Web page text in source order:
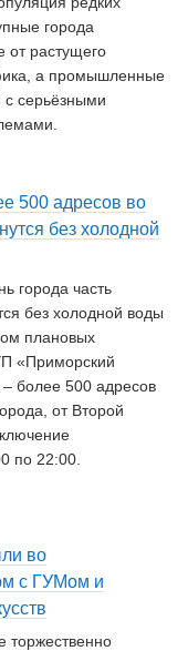
города
от растущего
а промышленные
с серьёзными
500 адресов во
без холодной
города часть
без холодной воды
плановых
«Приморский
более 500 адресов
от Второй
по 22:00.
во
с ГУМом и
торжественно